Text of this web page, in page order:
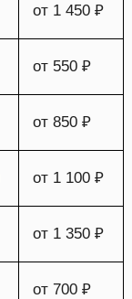
от 1 450 ₽
от 550 ₽
от 850 ₽
от 1 100 ₽
от 1 350 ₽
от 700 ₽